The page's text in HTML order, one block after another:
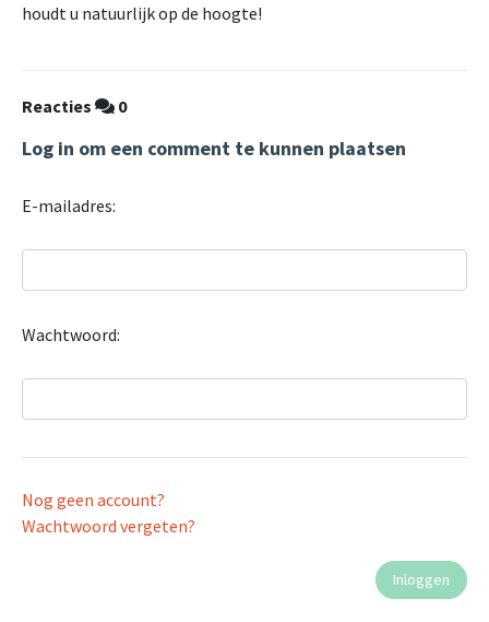
houdt u natuurlijk op de hoogte!
Reacties 0
Log in om een comment te kunnen plaatsen
E-mailadres:
Wachtwoord:
Nog geen account?
Wachtwoord vergeten?